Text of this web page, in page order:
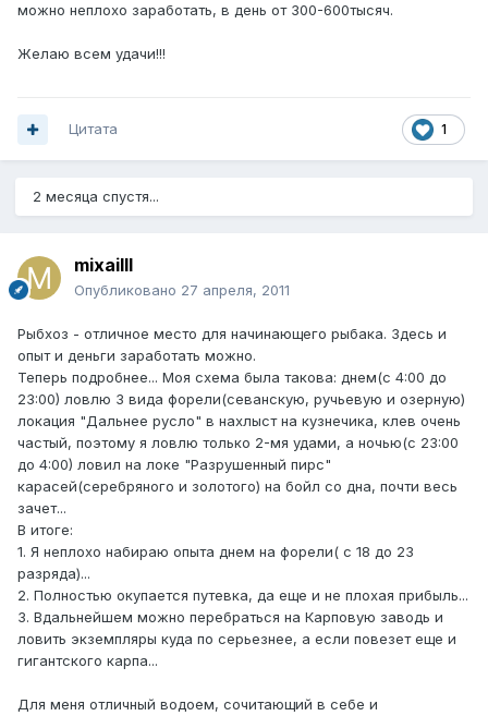
можно неплохо заработать, в день от 300-600тысяч.
Желаю всем удачи!!!
1
Цитата
2 месяца спустя...
mixailll
Опубликовано 27 апреля, 2011
Рыбхоз - отличное место для начинающего рыбака. Здесь и
опыт и деньги заработать можно.
Теперь подробнее... Моя схема была такова: днем(с 4:00 до
23:00) ловлю 3 вида форели(севанскую, ручьевую и озерную)
локация "Дальнее русло" в нахлыст на кузнечика, клев очень
частый, поэтому я ловлю только 2-мя удами, а ночью(с 23:00
до 4:00) ловил на локе "Разрушенный пирс"
карасей(серебряного и золотого) на бойл со дна, почти весь
зачет...
В итоге:
1. Я неплохо набираю опыта днем на форели( с 18 до 23
разряда)...
2. Полностью окупается путевка, да еще и не плохая прибыль...
3. Вдальнейшем можно перебраться на Карповую заводь и
ловить экземпляры куда по серьезнее, а если повезет еще и
гигантского карпа...
Для меня отличный водоем, сочитающий в себе и